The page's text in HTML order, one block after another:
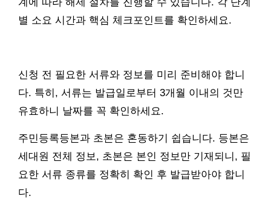
별 소요 시간과 핵심 체크포인트를 확인하세요.
신청 전 필요한 서류와 정보를 미리 준비해야 합니
다. 특히, 서류는 발급일로부터 3개월 이내의 것만
유효하니 날짜를 꼭 확인하세요.
주민등록등본과 초본은 혼동하기 쉽습니다. 등본은
세대원 전체 정보, 초본은 본인 정보만 기재되니, 필
요한 서류 종류를 정확히 확인 후 발급받아야 합니
다.